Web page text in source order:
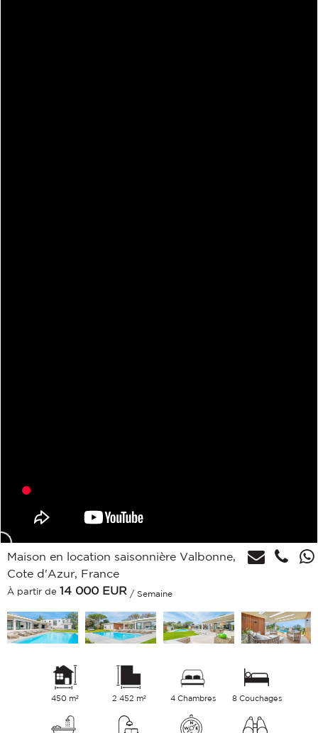
Maison en location saisonnière Valbonne,
Cote d'Azur, France
À partir de 14 000 EUR / Semaine
450 m² 2 452 m² 4 Chambres 8 Couchages